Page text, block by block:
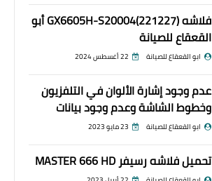
فلاشه GX6605H-S20004(221227) أبو
القعقاع للصيانة
ابو القعقاع للصيانة 22 أغسطس 2024
عدم وجود إشارة الألوان في التلفزيون
وخطوط الشاشة وعدم وجود بيانات
ابو القعقاع للصيانة 23 مايو 2023
تحميل فلاشه رسيفر MASTER 666 HD